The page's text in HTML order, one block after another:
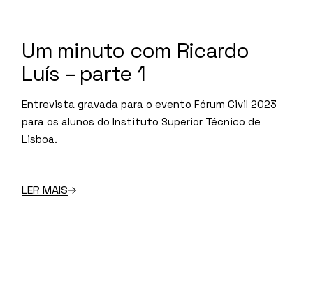
Um minuto com Ricardo
Luís – parte 1
Entrevista gravada para o evento Fórum Civil 2023
para os alunos do Instituto Superior Técnico de
Lisboa.
LER MAIS